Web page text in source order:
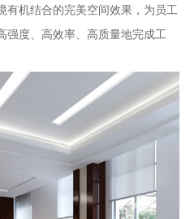
有机结合的完美空间效果，为员工
强度、高效率、高质量地完成工